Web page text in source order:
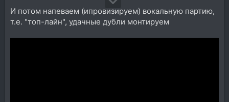
И потом напеваем (ипровизируем) вокальную партию,
т.е. "топ-лайн", удачные дубли монтируем